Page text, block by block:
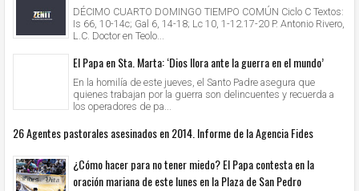
DÉCIMO CUARTO DOMINGO TIEMPO COMÚN Ciclo C Textos:
Is 66, 10-14c; Gal 6, 14-18; Lc 10, 1-12.17-20 P. Antonio Rivero,
L.C. Doctor en Teolo...
El Papa en Sta. Marta: ‘Dios llora ante la guerra en el mundo’
En la homilía de este jueves, el Santo Padre asegura que
quienes trabajan por la guerra son delincuentes y recuerda a
los operadores de pa...
26 Agentes pastorales asesinados en 2014. Informe de la Agencia Fides
¿Cómo hacer para no tener miedo? El Papa contesta en la
oración mariana de este lunes en la Plaza de San Pedro